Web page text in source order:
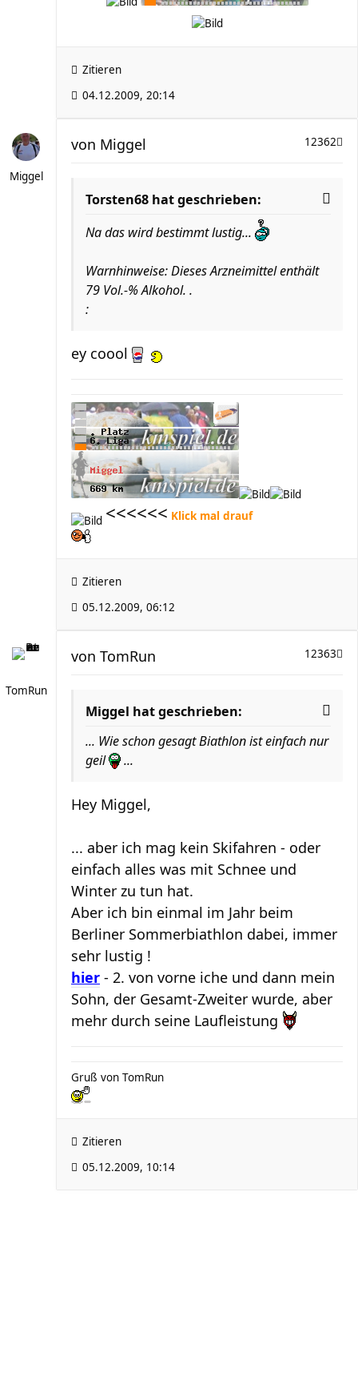
Zitieren
04.12.2009, 20:14
Miggel
12362
von Miggel
Torsten68 hat geschrieben:
Na das wird bestimmt lustig...
Warnhinweise: Dieses Arzneimittel enthält
79 Vol.-% Alkohol. .
:
ey coool
<<<<<< Klick mal drauf
Zitieren
05.12.2009, 06:12
TomRun
12363
von TomRun
Miggel hat geschrieben:
... Wie schon gesagt Biathlon ist einfach nur
geil
...
Hey Miggel,
... aber ich mag kein Skifahren - oder
einfach alles was mit Schnee und
Winter zu tun hat.
Aber ich bin einmal im Jahr beim
Berliner Sommerbiathlon dabei, immer
sehr lustig !
hier - 2. von vorne iche und dann mein
Sohn, der Gesamt-Zweiter wurde, aber
mehr durch seine Laufleistung
Gruß von TomRun
Zitieren
05.12.2009, 10:14